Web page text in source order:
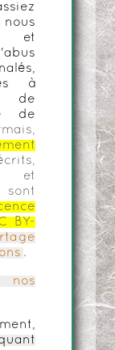
et
à
de
de
et
BY-
.
nos